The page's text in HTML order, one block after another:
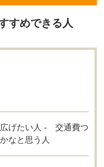
すめできる人
広げたい人 - 交通費つ
なと思う人